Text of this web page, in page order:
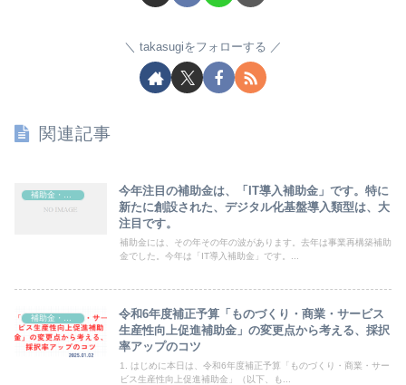
takasugiをフォローする
関連記事
補助金・助成金
今年注目の補助金は、「IT導入補助金」です。特に
新たに創設された、デジタル化基盤導入類型は、大
注目です。
補助金には、その年その年の波があります。去年は事業再構築補助
金でした。今年は「IT導入補助金」です。...
令和6年度補正予算「ものづくり・商業・サービス
生産性向上促進補助金」の変更点から考える、採択
率アップのコツ
1. はじめに本日は、令和6年度補正予算「ものづくり・商業・サー
ビス生産性向上促進補助金」（以下、も...